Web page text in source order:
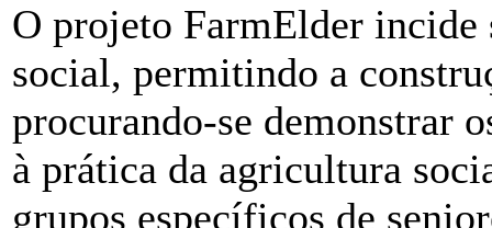
O projeto FarmElder
social, permitindo a
procurando-se demonstrar
à prática da agricultura
grupos específicos de